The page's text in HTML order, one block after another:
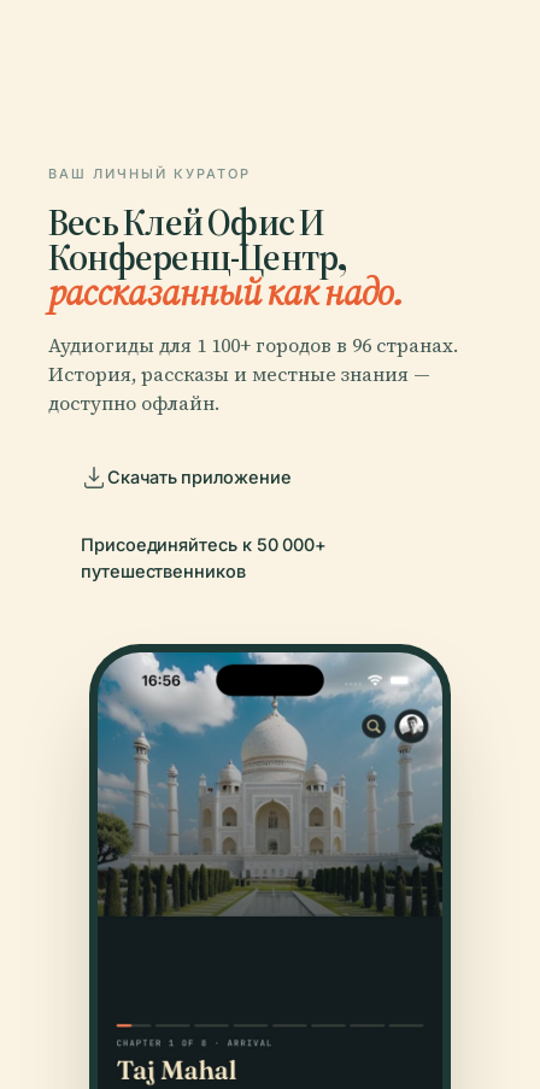
ВАШ ЛИЧНЫЙ КУРАТОР
Весь Клей Офис И
Конференц-Центр,
рассказанный как надо.
Аудиогиды для 1 100+ городов в 96 странах.
История, рассказы и местные знания —
доступно офлайн.
Скачать приложение
Присоединяйтесь к 50 000+
путешественников